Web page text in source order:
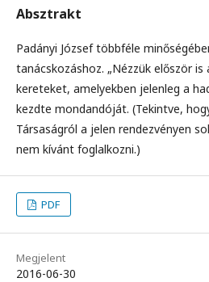
Absztrakt
Padányi József többféle
tanácskozáshoz. „Nézzük először
kereteket, amelyekben jelenleg a
kezdte mondandóját. (Tekintve,
Társaságról a jelen rendezvényen
nem kívánt foglalkozni.)
PDF
Megjelent
2016-06-30